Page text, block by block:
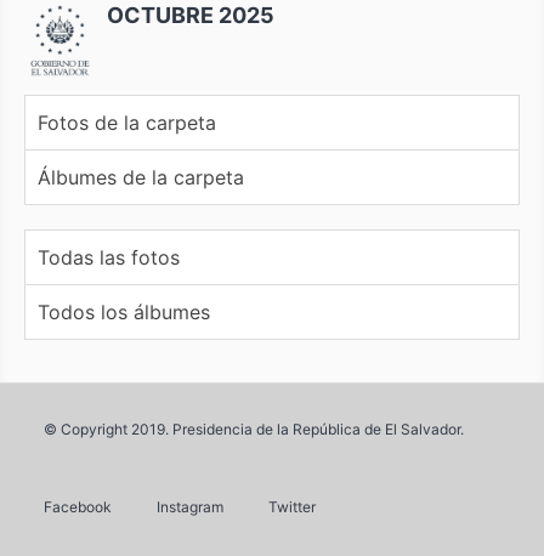
OCTUBRE 2025
Fotos de la carpeta
Álbumes de la carpeta
Todas las fotos
Todos los álbumes
© Copyright 2019. Presidencia de la República de El Salvador.
Facebook Instagram Twitter